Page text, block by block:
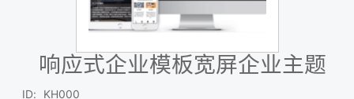
响应式企业模板宽屏企业主题
ID:
KH000